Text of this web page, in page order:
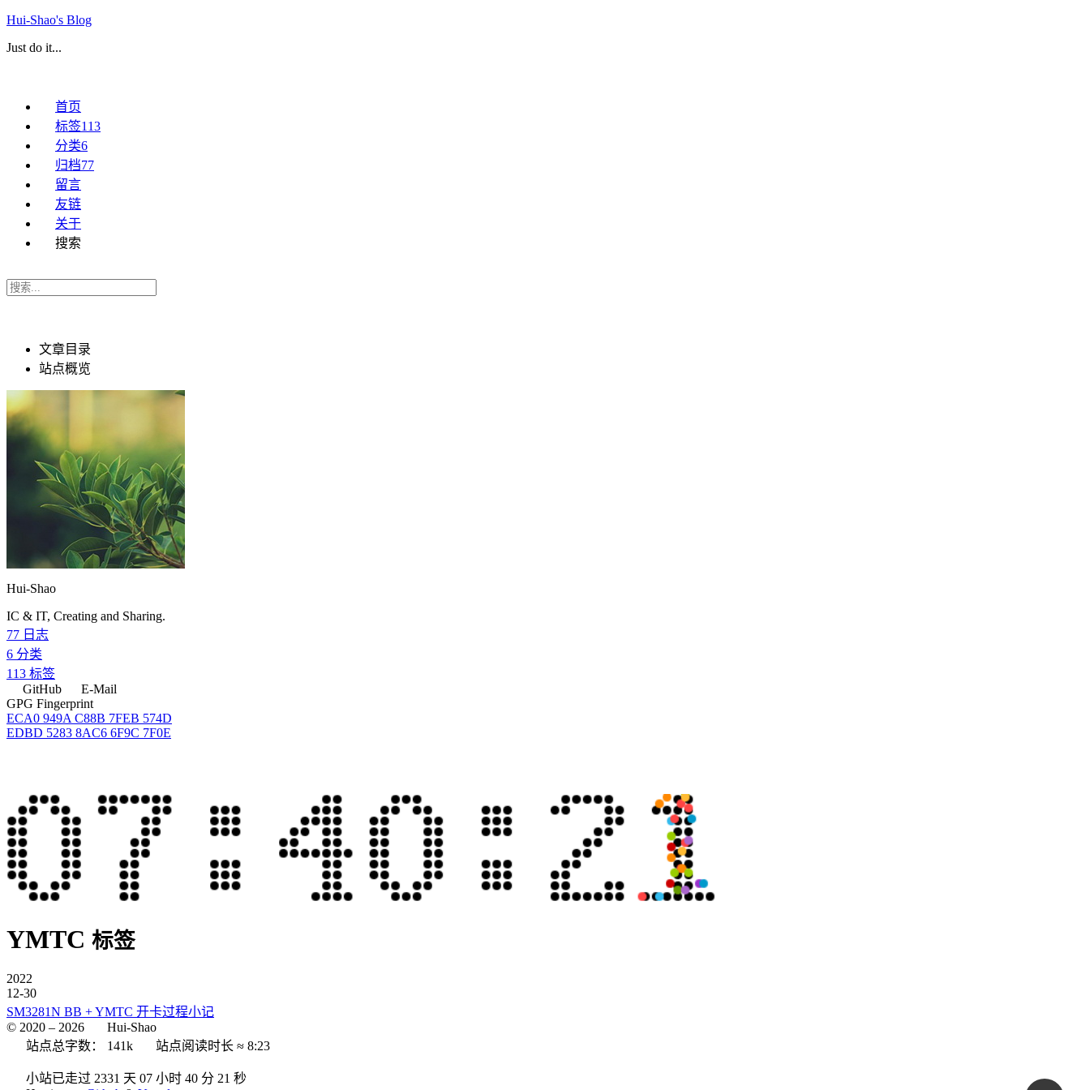
Hui-Shao's Blog
Just do it...
首页
标签113
分类6
归档77
留言
友链
关于
搜索
文章目录
站点概览
Hui-Shao
IC & IT, Creating and Sharing.
77 日志
6 分类
113 标签
GitHub
E-Mail
GPG Fingerprint
ECA0 949A C88B 7FEB 574D
EDBD 5283 8AC6 6F9C 7F0E
YMTC 标签
2022
12-30
SM3281N BB + YMTC 开卡过程小记
© 2020 – 2026
Hui-Shao
站点总字数：
141k 站点阅读时长 ≈ 8:23
小站已走过 2331 天 07 小时 40 分 21 秒